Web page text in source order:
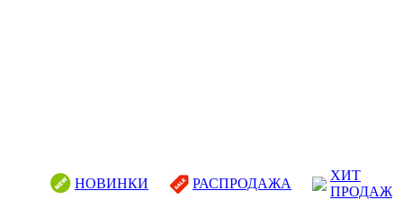
НОВИНКИ РАСПРОДАЖА
ХИТ
ПРОДАЖ